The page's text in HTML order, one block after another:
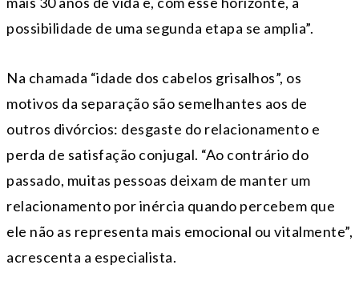
possibilidade de uma segunda etapa se amplia”.
Na chamada “idade dos cabelos grisalhos”, os
motivos da separação são semelhantes aos de
outros divórcios: desgaste do relacionamento e
perda de satisfação conjugal. “Ao contrário do
passado, muitas pessoas deixam de manter um
relacionamento por inércia quando percebem que
ele não as representa mais emocional ou vitalmente”,
acrescenta a especialista.